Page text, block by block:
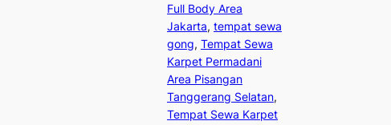
Full Body Area
Jakarta, tempat sewa
gong, Tempat Sewa
Karpet Permadani
Area Pisangan
Tanggerang Selatan
Tempat Sewa Karpet